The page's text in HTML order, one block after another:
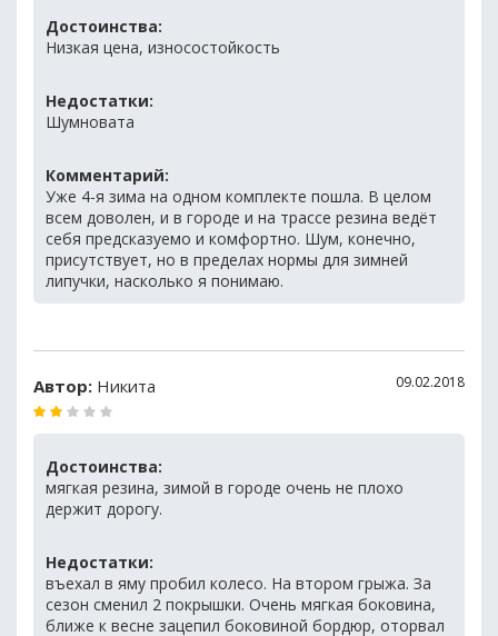
Достоинства:
Низкая цена, износостойкость
Недостатки:
Шумновата
Комментарий:
Уже 4-я зима на одном комплекте пошла. В целом
всем доволен, и в городе и на трассе резина ведёт
себя предсказуемо и комфортно. Шум, конечно,
присутствует, но в пределах нормы для зимней
липучки, насколько я понимаю.
Автор: Никита 09.02.2018
Достоинства:
мягкая резина, зимой в городе очень не плохо
держит дорогу.
Недостатки:
въехал в яму пробил колесо. На втором грыжа. За
сезон сменил 2 покрышки. Очень мягкая боковина,
ближе к весне зацепил боковиной бордюр, оторвал